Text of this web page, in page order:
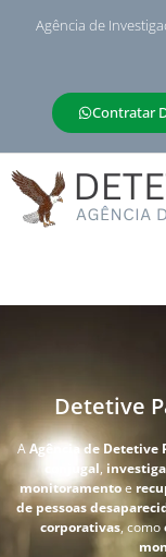
Agência de
Contratar
Detetive
AAgência de Detetive
conjugal,
monitoramentoe
de pessoas
corporativas, como